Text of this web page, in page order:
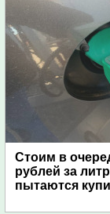
Стоим в
рублей за
пытаются